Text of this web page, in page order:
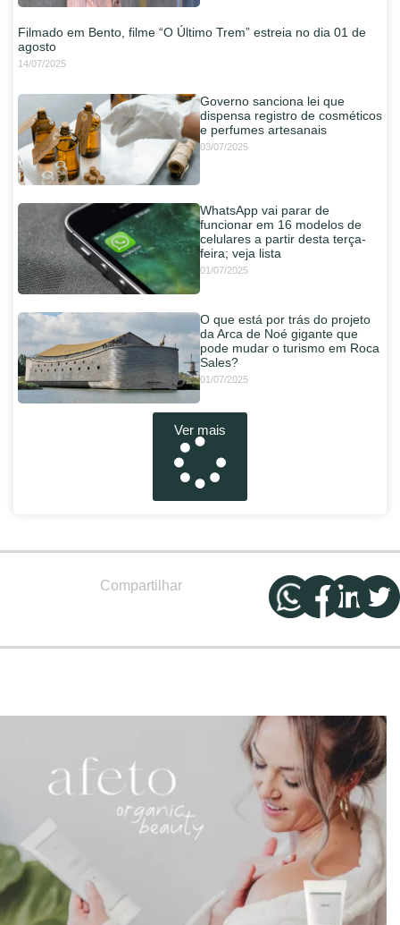
Filmado em Bento, filme “O Último Trem” estreia no dia 01 de
agosto
14/07/2025
Governo sanciona lei que
dispensa registro de cosméticos
e perfumes artesanais
03/07/2025
WhatsApp vai parar de
funcionar em 16 modelos de
celulares a partir desta terça-
feira; veja lista
01/07/2025
O que está por trás do projeto
da Arca de Noé gigante que
pode mudar o turismo em Roca
Sales?
01/07/2025
Ver mais
Compartilhar